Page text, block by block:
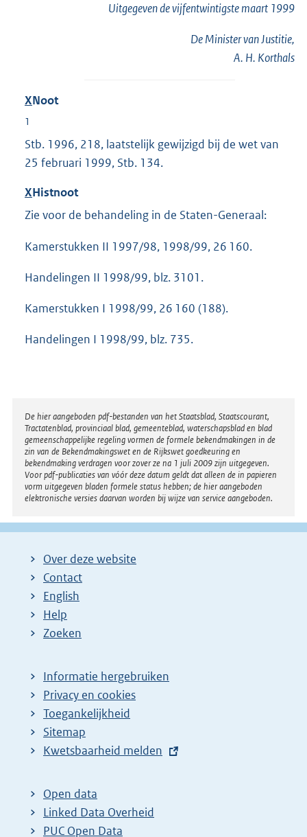
Uitgegeven devijfentwintigstemaart 1999
De Minister van Justitie,
A. H. Korthals
XNoot
1
Stb. 1996, 218, laatstelijk gewijzigd bij de wet van
25 februari 1999, Stb. 134.
XHistnoot
Zie voor de behandeling in de Staten-Generaal:
Kamerstukken II 1997/98, 1998/99, 26 160.
Handelingen II 1998/99, blz. 3101.
Kamerstukken I 1998/99, 26 160 (188).
Handelingen I 1998/99, blz. 735.
Disclaimer
De hier aangeboden pdf-bestanden van het Staatsblad, Staatscourant,
Tractatenblad, provinciaal blad, gemeenteblad, waterschapsblad en blad
gemeenschappelijke regeling vormen de formele bekendmakingen in de
zin van de Bekendmakingswet en de Rijkswet goedkeuring en
bekendmaking verdragen voor zover ze na 1 juli 2009 zijn uitgegeven.
Voor pdf-publicaties van vóór deze datum geldt dat alleen de in papieren
vorm uitgegeven bladen formele status hebben; de hier aangeboden
elektronische versies daarvan worden bij wijze van service aangeboden.
Over deze website
Contact
English
Help
Zoeken
Informatie hergebruiken
Privacy en cookies
Toegankelijkheid
Sitemap
E
t
e
r
Kwetsbaarheid melden
Open data
Linked Data Overheid
PUC Open Data